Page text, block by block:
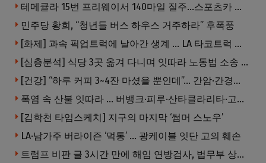
테메큘라 15번 프리웨이서 140마일 질주…스포츠카 압수
민주당 황희, “청년들 버스 하우스 거주하라” 후폭풍
[화제] 과속 픽업트럭에 날아간 생계 … LA 타코트럭 일가족 3명 부상
[심층분석] 식당 3곳 옮겨 다니며 잇따라 노동법 소송 … 피소된 곳 모두 LA·OC 한인 식당들
[건강] “하루 커피 3~4잔 마셨을 뿐인데”… 간암·간경변 위험 뚝
폭염 속 산불 잇따라 … 버뱅크·피루·산타클라리타·고먼 잇단 산불
[김학천 타임스케치] 지구의 마지막 ‘썸머 스노우’
LA·남가주 버라이즌 ‘먹통’ … 광케이블 잇단 고의 훼손
트럼프 비판 글 3시간 만에 해임 연방검사, 법무부 상대 소송